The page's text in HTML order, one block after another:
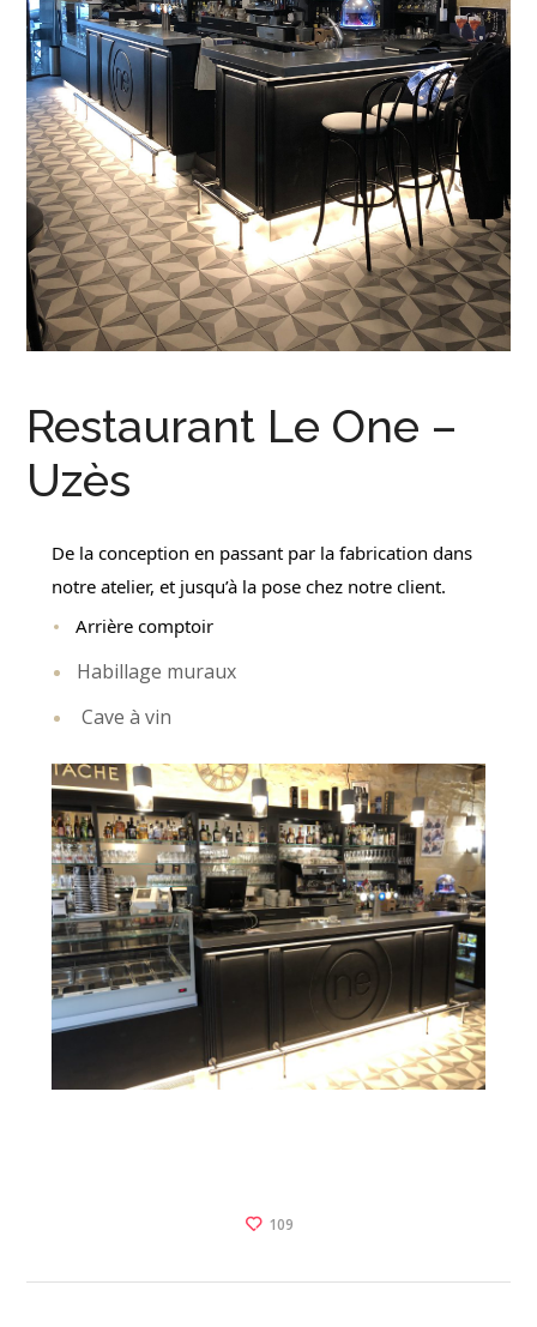
Restaurant Le One –
Uzès
De la conception en passant par la fabrication dans
notre atelier, et jusqu’à la pose chez notre client.
Arrière comptoir
Habillage muraux
Cave à vin
109